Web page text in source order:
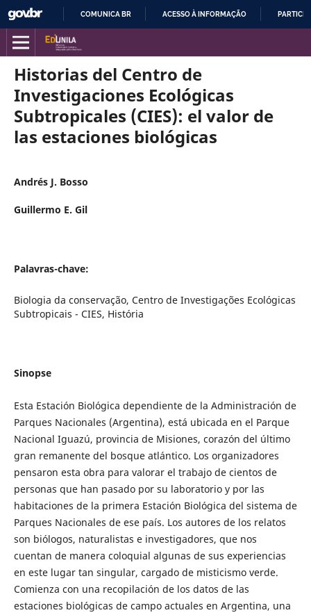
CONTEÚDO
COMUNICA BR ACESSO À INFORMAÇÃO
Historias del Centro de
Investigaciones Ecológicas
Subtropicales (CIES): el valor de
las estaciones biológicas
Andrés J. Bosso
Guillermo E. Gil
Palavras-chave:
Biologia da conservação, Centro de Investigações Ecológicas
Subtropicais - CIES, História
Sinopse
Esta Estación Biológica dependiente de la Administración de
Parques Nacionales (Argentina), está ubicada en el Parque
Nacional Iguazú, provincia de Misiones, corazón del último
gran remanente del bosque atlántico. Los organizadores
pensaron esta obra para valorar el trabajo de cientos de
personas que han pasado por su laboratorio y por las
habitaciones de la primera Estación Biológica del sistema de
Parques Nacionales de ese país. Los autores de los relatos
son biólogos, naturalistas e investigadores, que nos
cuentan de manera coloquial algunas de sus experiencias
en este lugar tan singular, cargado de misticismo verde.
Comienza con una recopilación de los datos de las
estaciones biológicas de campo actuales en Argentina, una